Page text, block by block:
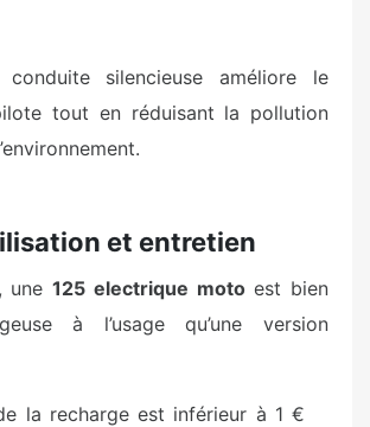
silencieuse améliore le
tout en réduisant la pollution
et entretien
une125 electrique motoest bien
à l’usage qu’une version
la recharge est inférieur à 1 €